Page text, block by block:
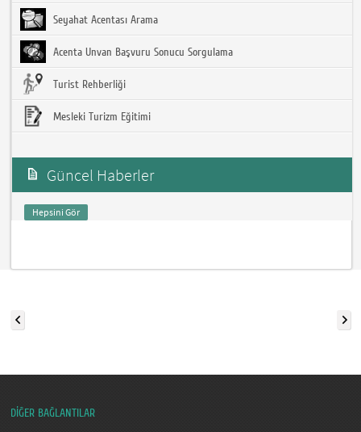
Seyahat Acentası Arama
Acenta Unvan Başvuru Sonucu Sorgulama
Turist Rehberliği
Mesleki Turizm Eğitimi
Güncel Haberler
Hepsini Gör
DİĞER BAĞLANTILAR